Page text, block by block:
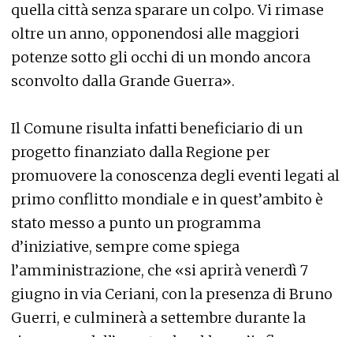
quella città senza sparare un colpo. Vi rimase
oltre un anno, opponendosi alle maggiori
potenze sotto gli occhi di un mondo ancora
sconvolto dalla Grande Guerra».
Il Comune risulta infatti beneficiario di un
progetto finanziato dalla Regione per
promuovere la conoscenza degli eventi legati al
primo conflitto mondiale e in quest’ambito è
stato messo a punto un programma
d’iniziative, sempre come spiega
l’amministrazione, che «si aprirà venerdì 7
giugno in via Ceriani, con la presenza di Bruno
Guerri, e culminerà a settembre durante la